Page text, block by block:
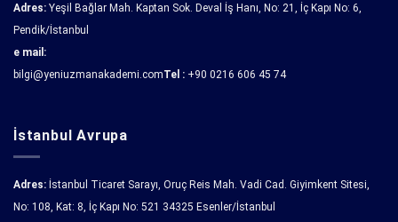
Adres: Yeşil Bağlar Mah. Kaptan Sok. Deval İş Hanı, No: 21, İç Kapı No: 6,
Pendik/İstanbul
e mail:
bilgi@yeniuzmanakademi.comTel : +90 0216 606 45 74
İstanbul Avrupa
Adres: İstanbul Ticaret Sarayı, Oruç Reis Mah. Vadi Cad. Giyimkent Sitesi,
No: 108, Kat: 8, İç Kapı No: 521 34325 Esenler/İstanbul